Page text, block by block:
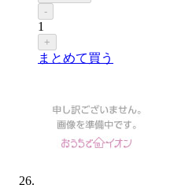
-
1
+
まとめて買う